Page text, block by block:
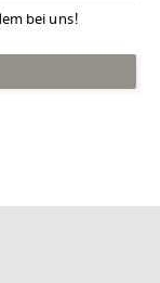
bei uns!